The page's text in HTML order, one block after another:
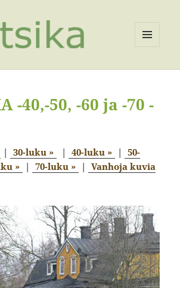
VIMPAIMET
-40,-50, -60 ja -70 -
| 30-luku » | 40-luku » |
50-
» | 70-luku » |
Vanhoja kuvia